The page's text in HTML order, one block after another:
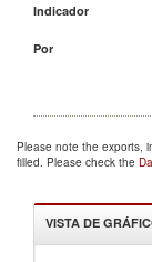
Indicador
Por
Please note the exports,
filled. Please check the
VISTA DE